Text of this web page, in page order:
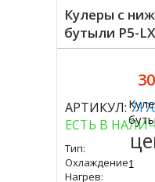
Кулеры с
бутыли P5-
АРТИКУЛ:
ЕСТЬ В
Тип:
Охлаждение:
Нагрев:
Купить